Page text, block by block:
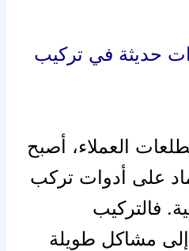
حديثة في تركيب
العملاء، أصبح
على أدوات تركب
فالتركيب
مشاكل طويلة